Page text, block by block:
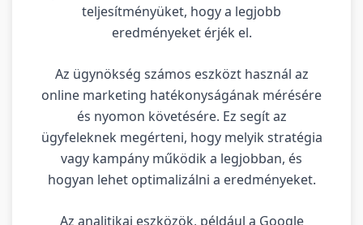
teljesítményüket, hogy a legjobb
eredményeket érjék el.
Az ügynökség számos eszközt használ az
online marketing hatékonyságának mérésére
és nyomon követésére. Ez segít az
ügyfeleknek megérteni, hogy melyik stratégia
vagy kampány működik a legjobban, és
hogyan lehet optimalizálni a eredményeket.
Az analitikai eszközök, például a Google